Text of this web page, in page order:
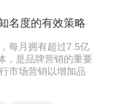
名度的有效策略
每月拥有超过7.5亿
，是品牌营销的重要
市场营销以增加品